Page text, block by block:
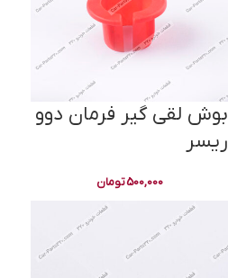
بوش لقی گیر فرمان دوو
ریسر
500,000تومان